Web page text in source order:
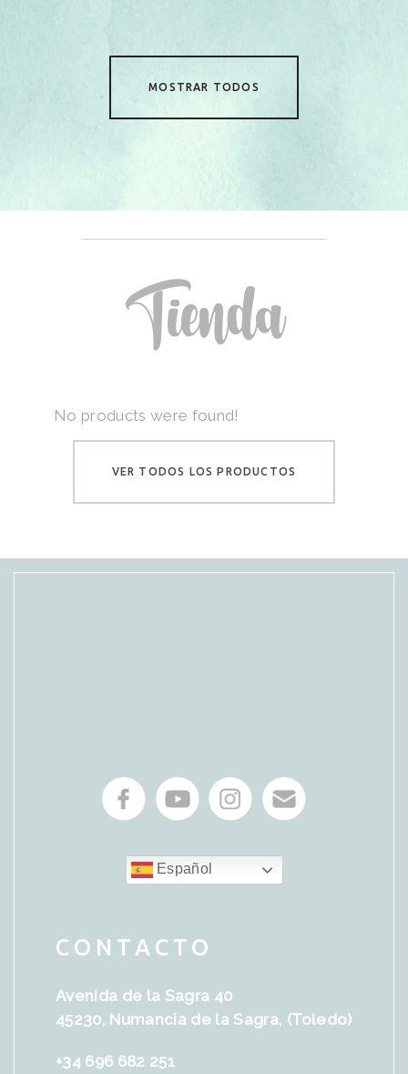
MOSTRAR TODOS
Tienda
No products were found!
VER TODOS LOS PRODUCTOS
Español
CONTACTO
Avenida de la Sagra 40
45230, Numancia de la Sagra, (Toledo)
+34 696 682 251